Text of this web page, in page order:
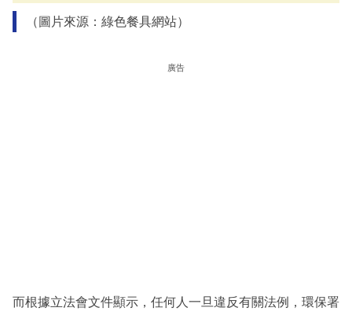
（圖片來源：綠色餐具網站）
廣告
而根據立法會文件顯示，任何人一旦違反有關法例，環保署